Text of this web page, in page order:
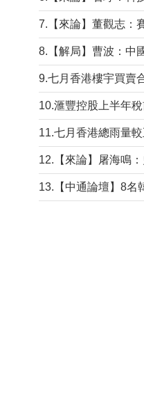
7.【來論】董觀志：
9.七月香港樓宇買賣
10.滙豐控股上半年
11.七月香港總雨量